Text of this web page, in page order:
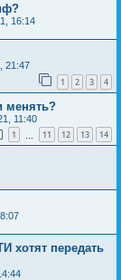
16:14
21:47
1 2 3 4
менять?
11:40
1 11 12 13 14
хотят передать